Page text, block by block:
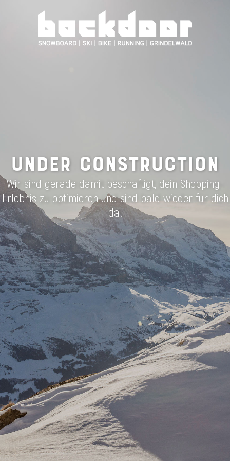
UNDER CONSTRUCTION
Wir sind gerade damit beschäftigt, dein Shopping-
Erlebnis zu optimieren und sind bald wieder für dich
da!